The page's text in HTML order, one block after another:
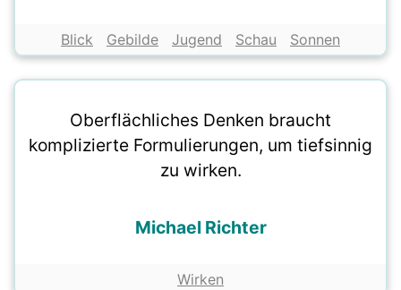
Blick Gebilde Jugend Schau Sonnen
Oberflächliches Denken braucht
komplizierte Formulierungen, um tiefsinnig
zu wirken.
Michael Richter
Wirken